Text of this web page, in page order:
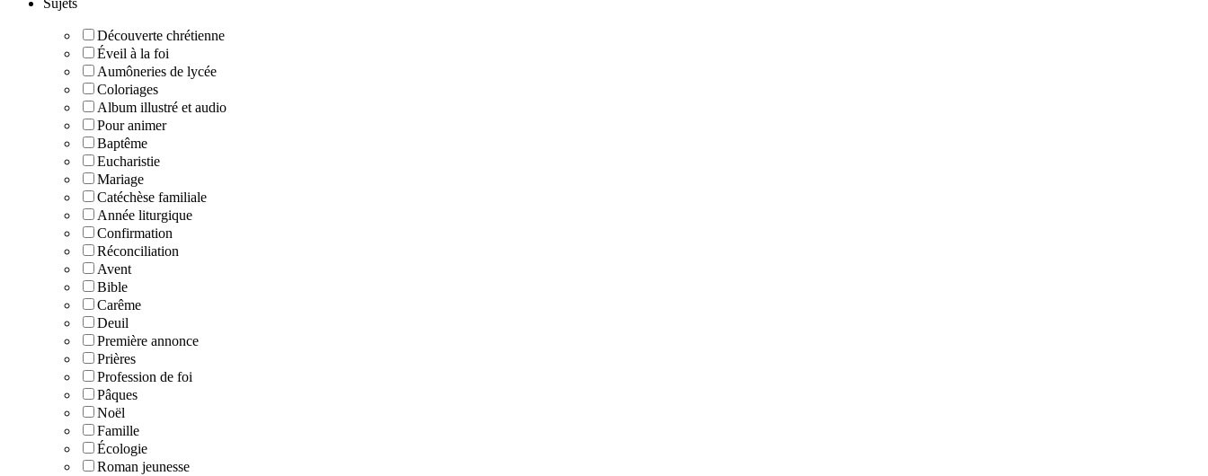
Découverte chrétienne
Éveil à la foi
Aumôneries de lycée
Coloriages
Album illustré et audio
Pour animer
Baptême
Eucharistie
Mariage
Catéchèse familiale
Année liturgique
Confirmation
Réconciliation
Avent
Bible
Carême
Deuil
Première annonce
Prières
Profession de foi
Pâques
Noël
Famille
Écologie
Roman jeunesse